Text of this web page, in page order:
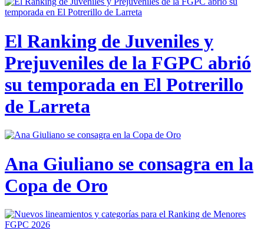
El Ranking de Juveniles y
Prejuveniles de la FGPC abrió
su temporada en El Potrerillo
de Larreta
Ana Giuliano se consagra en la
Copa de Oro